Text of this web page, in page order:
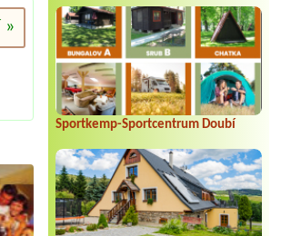
Sportkemp-Sportcentrum Doubí
»